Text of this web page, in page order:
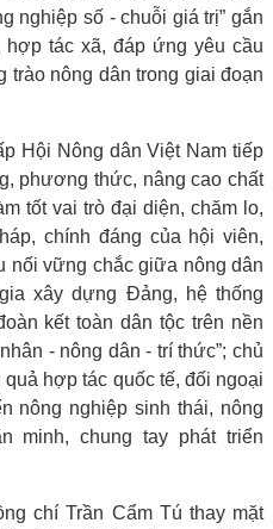
nghiệp số - chuỗi giá trị” gắn
tác xã, đáp ứng yêu cầu
trào nông dân trong giai đoạn
Hội Nông dân Việt Nam tiếp
phương thức, nâng cao chất
tốt vai trò đại diện, chăm lo,
chính đáng của hội viên,
nối vững chắc giữa nông dân
xây dựng Đảng, hệ thống
kết toàn dân tộc trên nền
- nông dân - trí thức”; chủ
hợp tác quốc tế, đối ngoại
nông nghiệp sinh thái, nông
minh, chung tay phát triển
chí Trần Cẩm Tú thay mặt